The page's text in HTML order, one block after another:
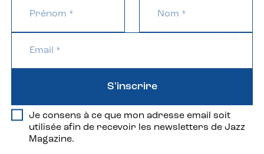
Je consens à ce que mon adresse email soit
utilisée afin de recevoir les newsletters de Jazz
Magazine.
S'inscrire